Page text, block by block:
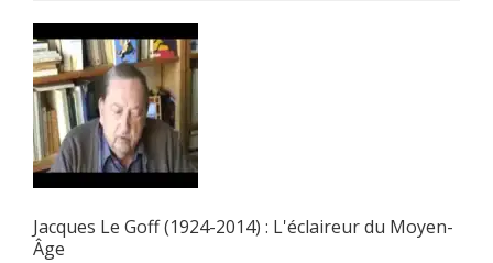
Jacques Le Goff (1924-2014) : L'éclaireur du Moyen-
Âge